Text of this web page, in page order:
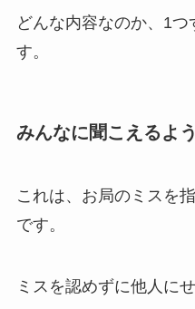
どんな内容なのか、1
す。
みんなに聞こえるよ
これは、お局のミスを
です。
ミスを認めずに他人に